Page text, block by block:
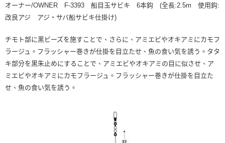
資料（包含姓名、電話或地址）提供予台灣大哥大進項蒐集、處理及利用，
由本公司與您本人進行分期帳單所需資料之確認、核對及更正。
※ 交易是否成功請以「AFTEE先享後付 」之結帳頁面顯示為準，若有關於
客戶支援中心」
https://netprotections.freshdesk.com/support/home
【注意事項】
１．透過由恩沛科技股份有限公司提供之「AFTEE先享後付」服務完成之交
易，需依本服務之必要範圍內提供個人資料，並將交易相關給付款項請求債
權轉讓予恩沛科技股份有限公司。
２．關於個人資料處理事宜，請瀏覽以下網址：
https://aftee.tw/terms/#terms3
３．未成年的使用者請事先徵得法定代理人或監護人之同意方可使用
４．使用「AFTEE先享後付」時，將依據個別帳號之用戶狀況，依本公司即
時審查核予不同之上限額度；若仍有額度不足之情形，本公司將視審查結果
每筆NT$60，滿NT$1,200(含以上)免運費
付款後7-11取貨
每筆NT$60，滿NT$1,200(含以上)免運費
一般宅配（門市自取請勿下單，請聯繫客服）
每筆NT$100，滿NT$2,000(含以上)免運費
離島一般宅配
貨到付款（門市自取請勿下單，請聯繫客服）
每筆NT$200，滿NT$3,000(含以上)免運費
オーナー/OWNER F-3393 船目玉サビキ 6本鈎 (全長:2.5m 使用鈎:
改良アジ アジ・サバ船サビキ仕掛け)
チモト部に黒ビーズを施すことで、さらに、アミエビやオキアミにカモフ
ラージュ。フラッシャー巻きが仕掛を目立たせ、魚の食い気を誘う。タタ
キ部分を黒朱止めにすることで、アミエビやオキアミの目に似させ、ア
ミエビやオキアミにカモフラージュ。フラッシャー巻きが仕掛を目立た
せ、魚の食い気を誘う。